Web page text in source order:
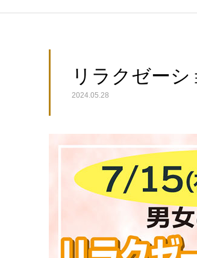
リラクゼー
2024.05.28